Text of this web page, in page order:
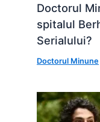
Doctorul
spitalul
Serialului?
Doctorul Minune